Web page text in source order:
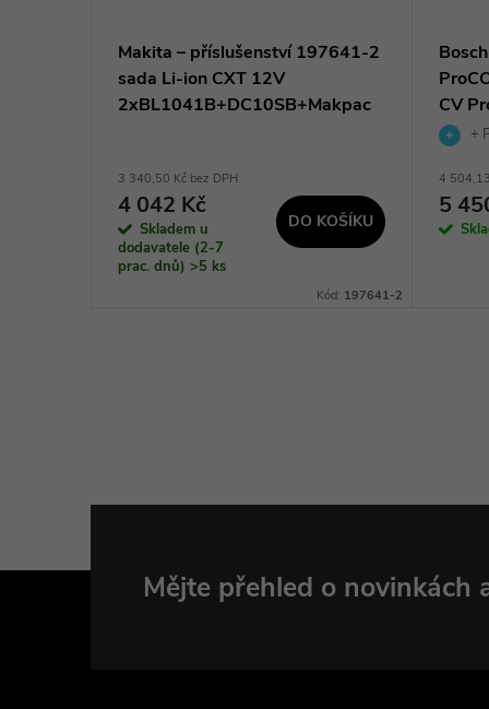
Makita – příslušenství 197641-2
sada Li-ion CXT 12V
2xBL1041B+DC10SB+Makpac
3 340,50 Kč bez DPH
4 042 Kč
Skladem u
dodavatele (2-7
prac. dnů) >5 ks
DO KOŠÍKU
Kód: 197641-2
CV
+
4
5
Mějte přehled o novinkách